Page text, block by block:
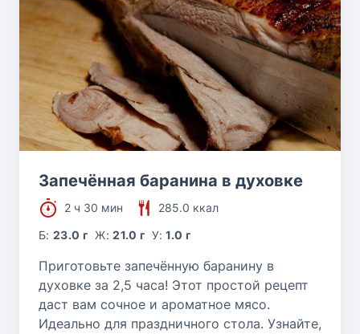
Запечённая баранина в духовке
2 ч 30 мин
285.0 ккал
Б:23.0 г Ж:21.0 г У:1.0 г
Приготовьте запечённую баранину в
духовке за 2,5 часа! Этот простой рецепт
даст вам сочное и ароматное мясо.
Идеально для праздничного стола. Узнайте,